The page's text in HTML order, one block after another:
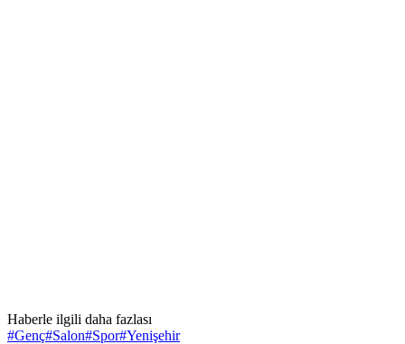
Haberle ilgili daha fazlası
#Genç#Salon#Spor#Yenişehir